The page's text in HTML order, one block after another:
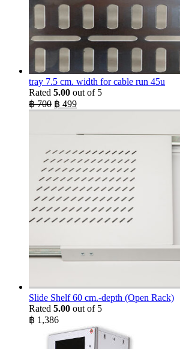
tray 7.5 cm. width for cable run 45u
Rated 5.00 out of 5
฿700 Original
฿ 700.
฿ 499Current
฿ 499.
Slide Shelf 60 cm.-depth (Open Rack)
Rated 5.00 out of 5
฿ 1,386